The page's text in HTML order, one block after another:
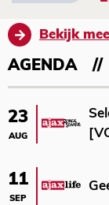
Bekijk
AGENDA
23
AUG
11
SEP